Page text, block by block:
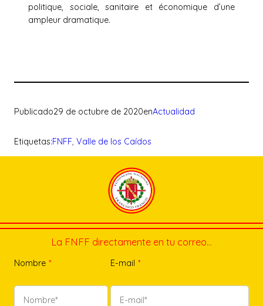
politique, sociale, sanitaire et économique d’une
ampleur dramatique.
Publicado29 de octubre de 2020enActualidad
Etiquetas:FNFF, Valle de los Caídos
La FNFF directamente en tu correo…
Nombre * E-mail *